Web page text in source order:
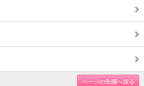
ページの先頭へ戻る